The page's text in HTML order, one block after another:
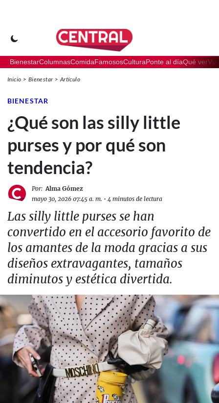
BienestarColumnasComidaFamososCulturaPonte al díaQué ver
Inicio Bienestar Artículo
BIENESTAR
¿Qué son las silly little
purses y por qué son
tendencia?
Por: Alma Gómez
mayo 30, 2026 07:45 a. m. • 4 minutos de lectura
Las silly little purses se han
convertido en el accesorio favorito de
los amantes de la moda gracias a sus
diseños extravagantes, tamaños
diminutos y estética divertida.